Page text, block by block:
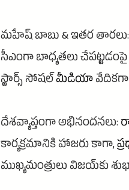
మహేష్ బాబు & ఇతర తారలు:
సీఎంగా బాధ్యతలు
స్టార్స్ సోషల్మీడియావేదికగా
దేశవ్యాప్తంగా అభినందనలు:
కార్యక్రమానికి హాజరు కాగా,
ముఖ్యమంత్రులు విజయ్‌కు